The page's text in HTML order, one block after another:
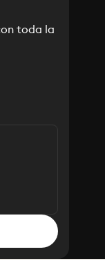
toda la